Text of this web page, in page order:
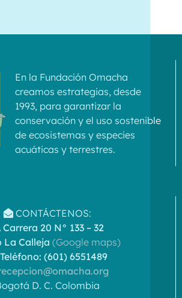
En la Fundación Omacha
creamos estrategias, desde
1993, para garantizar la
conservación y el uso sostenible
de ecosistemas y especies
acuáticas y terrestres.
CONTÁCTENOS:
Carrera 20 N° 133 – 32
La Calleja (Google maps)
Teléfono: (601) 6551489
D. C. Colombia